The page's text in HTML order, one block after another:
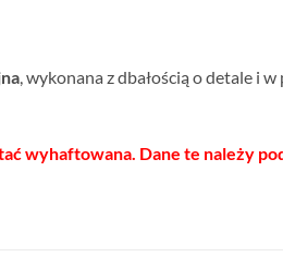
, wykonana z dbałością o detale i
wyhaftowana. Dane te należy